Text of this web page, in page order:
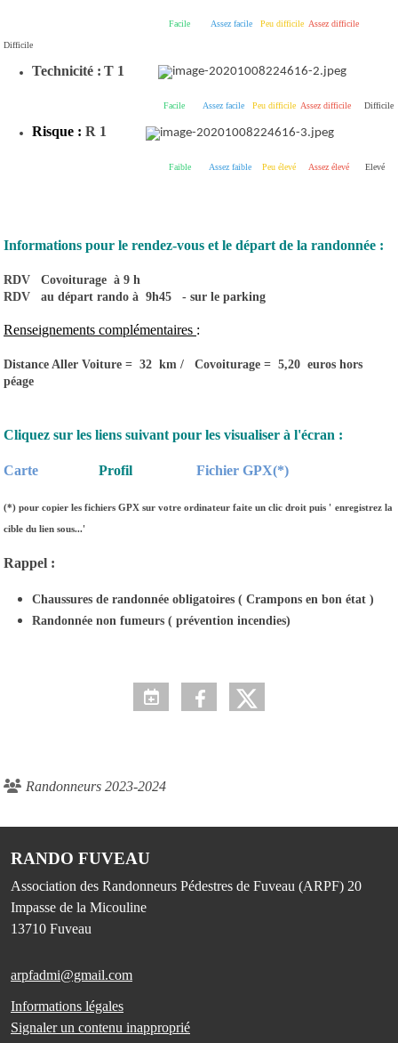
Facile Assez facile Peu difficile Assez difficile
Difficile
Technicité : T 1
Facile Assez facile Peu difficile Assez difficile Difficile
Risque : R 1
Faible Assez faible Peu élevé Assez élevé Elevé
Informations pour le rendez-vous et le départ de la randonnée :
RDV Covoiturage à 9 h
RDV au départ rando à 9h45 - sur le parking
Renseignements complémentaires :
Distance Aller Voiture = 32 km / Covoiturage = 5,20 euros hors
péage
Cliquez sur les liens suivant pour les visualiser à l'écran :
Carte Profil Fichier GPX(*)
(*) pour copier les fichiers GPX sur votre ordinateur faite un clic droit puis ' enregistrez la
cible du lien sous...'
Rappel :
Chaussures de randonnée obligatoires ( Crampons en bon état )
Randonnée non fumeurs ( prévention incendies)
Randonneurs 2023-2024
RANDO FUVEAU
Association des Randonneurs Pédestres de Fuveau (ARPF) 20
Impasse de la Micouline
13710 Fuveau
arpfadmi@gmail.com
Informations légales
Signaler un contenu inapproprié